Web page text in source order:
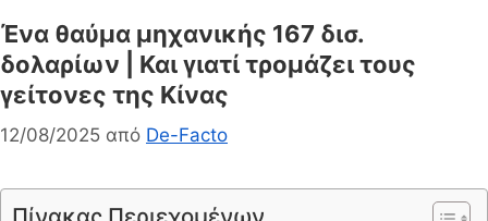
Ένα θαύμα μηχανικής 167 δισ.
δολαρίων | Και γιατί τρομάζει τους
γείτονες της Κίνας
12/08/2025 από De-Facto